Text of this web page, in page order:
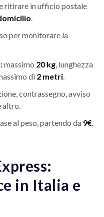
ritirare in ufficio postale
per monitorare la
massimo 20 kg , lunghezza
di 2 metri
contrassegno, avviso
al peso, partendo da 9€
in Italia e